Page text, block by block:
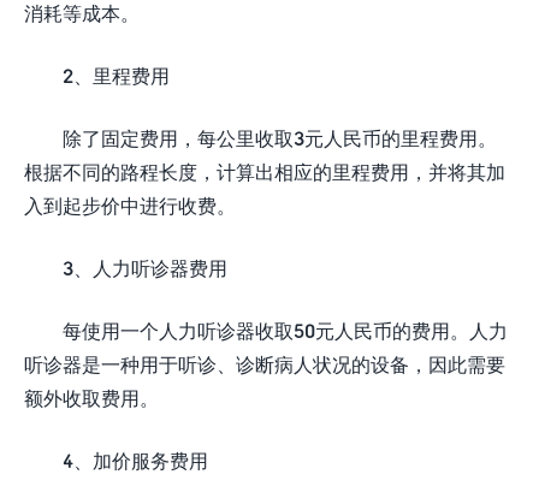
消耗等成本。
2、里程费用
除了固定费用，每公里收取3元人民币的里程费用。
根据不同的路程长度，计算出相应的里程费用，并将其加
入到起步价中进行收费。
3、人力听诊器费用
每使用一个人力听诊器收取50元人民币的费用。人力
听诊器是一种用于听诊、诊断病人状况的设备，因此需要
额外收取费用。
4、加价服务费用